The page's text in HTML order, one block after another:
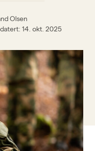
pensjon
Olsen
14. okt. 2025